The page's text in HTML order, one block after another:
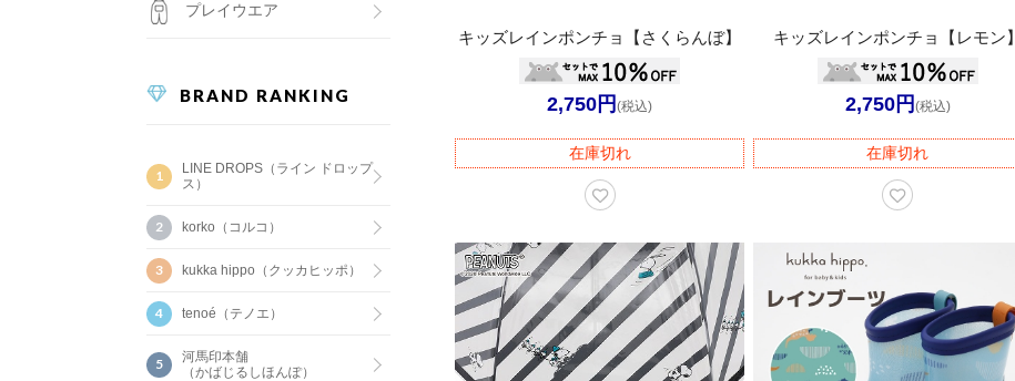
プレイウエア
BRAND RANKING
LINE DROPS（ライン ドロップ
ス）
korko（コルコ）
kukka hippo（クッカヒッポ）
tenoé（テノエ）
河馬印本舗
（かばじるしほんぽ）
キッズレインポンチョ【さくらんぼ】
2,750円 (税込)
在庫切れ
キッズレインポンチョ【レモン】
2,750円 (税込)
在庫切れ